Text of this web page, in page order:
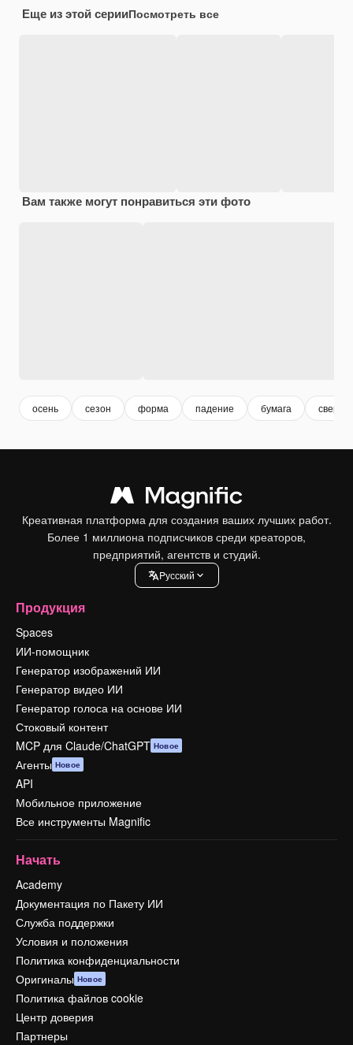
Еще из этой серииПосмотреть все
Вам также могут понравиться эти фото
осень сезон форма падение бумага сверху
Креативная платформа для создания ваших лучших работ.
Более 1 миллиона подписчиков среди креаторов,
предприятий, агентств и студий.
Pусский
Продукция
Spaces
ИИ-помощник
Генератор изображений ИИ
Генератор видео ИИ
Генератор голоса на основе ИИ
Стоковый контент
MCP для Claude/ChatGPT Новое
Агенты Новое
API
Мобильное приложение
Все инструменты Magnific
Начать
Academy
Документация по Пакету ИИ
Служба поддержки
Условия и положения
Политика конфиденциальности
Оригиналы Новое
Политика файлов cookie
Центр доверия
Партнеры